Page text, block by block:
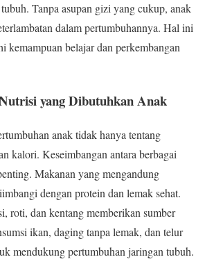
Tanpa asupan gizi yang cukup, anak
dalam pertumbuhannya. Hal ini
kemampuan belajar dan perkembangan
yang Dibutuhkan Anak
anak tidak hanya tentang
kalori. Keseimbangan antara berbagai
Makanan yang mengandung
dengan protein dan lemak sehat.
roti, dan kentang memberikan sumber
ikan, daging tanpa lemak, dan telur
mendukung pertumbuhan jaringan tubuh.